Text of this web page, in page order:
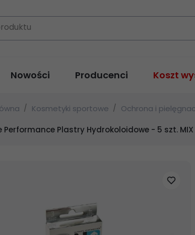
Nowości Producenci Koszt
Kosmetyki sportowe
Ochrona i
Performance Plastry Hydrokoloidowe - 5 szt. MIX